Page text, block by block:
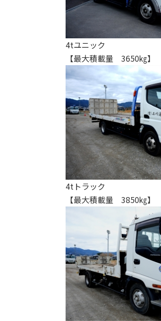
4tユニック
【最大積載量 3650㎏】
4tトラック
【最大積載量 3850㎏】